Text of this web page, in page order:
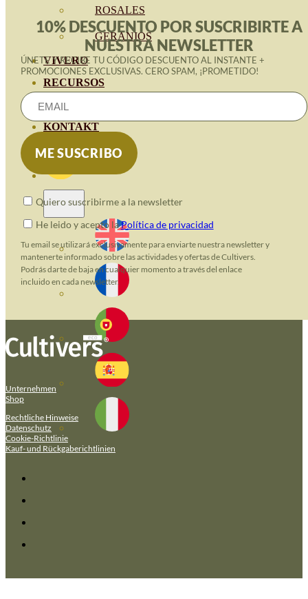
ROSALES
GERANIOS
VIVERO
RECURSOS
ECO-BLOG
KONTAKT
10% DESCUENTO POR SUSCRIBIRTE A
NUESTRA NEWSLETTER
ÚNETE Y RECIBE TU CÓDIGO DESCUENTO AL INSTANTE +
PROMOCIONES EXCLUSIVAS. CERO SPAM, ¡PROMETIDO!
Quiero suscribirme a la newsletter
He leido y acepto laPolítica de privacidad
Tu email se utilizará exclusivamente para enviarte nuestra newsletter y
mantenerte informado sobre las actividades y ofertas de Cultivers.
Podrás darte de baja en cualquier momento a través del enlace
incluido en cada newsletter.
Unternehmen
Shop
Rechtliche Hinweise
Datenschutz
Cookie-Richtlinie
Kauf- und Rückgaberichtlinien